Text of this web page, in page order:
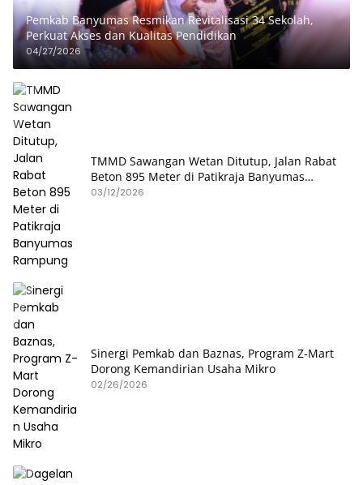
Pemkab Banyumas Resmikan Revitalisasi 34 Sekolah,
Perkuat Akses dan Kualitas Pendidikan
04/27/2026
TMMD Sawangan Wetan Ditutup, Jalan Rabat
Beton 895 Meter di Patikraja Banyumas
Rampung
03/12/2026
Sinergi Pemkab dan Baznas, Program Z-Mart
Dorong Kemandirian Usaha Mikro
02/26/2026